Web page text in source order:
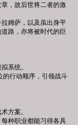
，故后世将二者的激
姆萨，以及虽出身平
路，亦将被时代的巨
系统。
的行动顺序，引领战斗
方案。
种职业都能习得各具